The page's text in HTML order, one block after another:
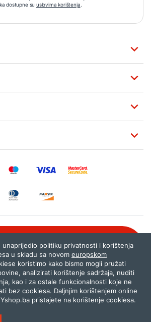
dostupne su uslovima korištenja.
261
nastoji objavljivati samo provjerene i pravilne
otkrijete neistinite, odnosno neadekvatne informacije,
nashop@pennyplus.com .
unaprijedio politiku privatnosti i korištenja
u skladu sa novom europskom
koristimo kako bismo mogli pružati
analizirati korištenje sadržaja, nuditi
kao i za ostale funkcionalnosti koje ne
bez cookiesa. Daljnjim korištenjem online
pristajete na korištenje cookiesa.